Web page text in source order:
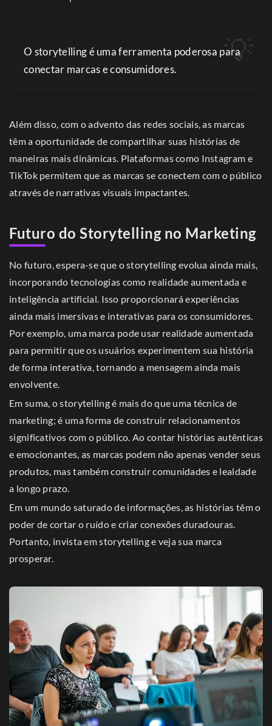
O storytelling é uma ferramenta poderosa para
conectar marcas e consumidores.
Além disso, com o advento das redes sociais, as marcas
têm a oportunidade de compartilhar suas histórias de
maneiras mais dinâmicas. Plataformas como Instagram e
TikTok permitem que as marcas se conectem com o público
através de narrativas visuais impactantes.
Futuro do Storytelling no Marketing
No futuro, espera-se que o storytelling evolua ainda mais,
incorporando tecnologias como realidade aumentada e
inteligência artificial. Isso proporcionará experiências
ainda mais imersivas e interativas para os consumidores.
Por exemplo, uma marca pode usar realidade aumentada
para permitir que os usuários experimentem sua história
de forma interativa, tornando a mensagem ainda mais
envolvente.
Em suma, o storytelling é mais do que uma técnica de
marketing; é uma forma de construir relacionamentos
significativos com o público. Ao contar histórias autênticas
e emocionantes, as marcas podem não apenas vender seus
produtos, mas também construir comunidades e lealdade
a longo prazo.
Em um mundo saturado de informações, as histórias têm o
poder de cortar o ruído e criar conexões duradouras.
Portanto, invista em storytelling e veja sua marca
prosperar.